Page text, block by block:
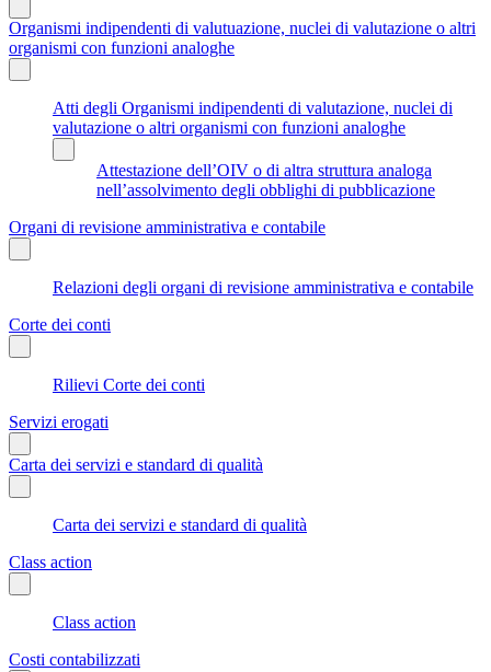
Organismi indipendenti di valutuazione, nuclei di valutazione o altri
organismi con funzioni analoghe
Atti degli Organismi indipendenti di valutazione, nuclei di
valutazione o altri organismi con funzioni analoghe
Attestazione dell’OIV o di altra struttura analoga
nell’assolvimento degli obblighi di pubblicazione
Organi di revisione amministrativa e contabile
Relazioni degli organi di revisione amministrativa e contabile
Corte dei conti
Rilievi Corte dei conti
Servizi erogati
Carta dei servizi e standard di qualità
Carta dei servizi e standard di qualità
Class action
Class action
Costi contabilizzati